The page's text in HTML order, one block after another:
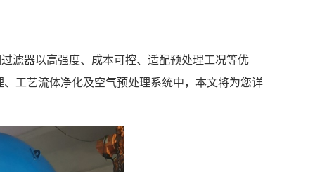
滤器以高强度、成本可控、适配预处理工况等优
工艺流体净化及空气预处理系统中，本文将为您详